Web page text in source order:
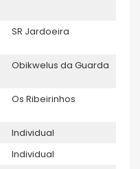
SR Jardoeira
Obikwelus da Guarda
Os Ribeirinhos
Individual
Individual